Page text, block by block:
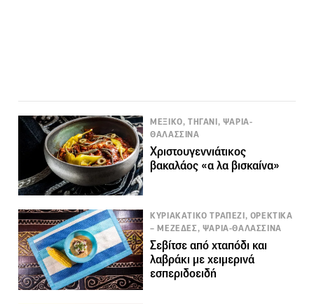
ΜΕΞΙΚΟ, ΤΗΓΑΝΙ, ΨΑΡΙΑ-
ΘΑΛΑΣΣΙΝΑ
Χριστουγεννιάτικος
βακαλάος «α λα βισκαίνα»
ΚΥΡΙΑΚΑΤΙΚΟ ΤΡΑΠΕΖΙ, ΟΡΕΚΤΙΚΑ
– ΜΕΖΕΔΕΣ, ΨΑΡΙΑ-ΘΑΛΑΣΣΙΝΑ
Σεβίτσε από χταπόδι και
λαβράκι με χειμερινά
εσπεριδοειδή